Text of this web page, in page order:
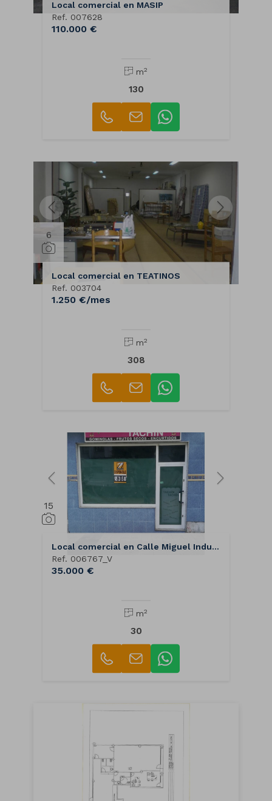
Local comercial en MASIP
Ref. 007628
110.000 €
m2
130
6
Local comercial en TEATINOS
Ref. 003704
1.250 €/mes
m2
308
15
Local comercial en Calle Miguel Indurain, 9
Ref. 006767_V
35.000 €
m2
30